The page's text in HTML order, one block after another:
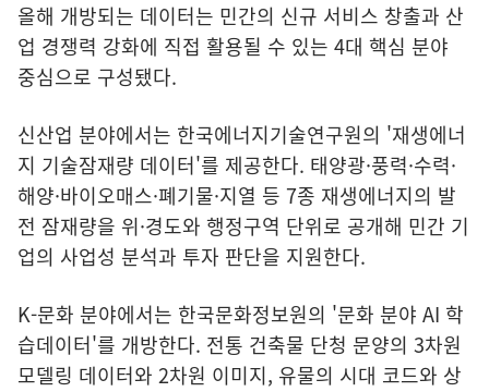
올해 개방되는 데이터는 민간의 신규 서비스 창출과 산
업 경쟁력 강화에 직접 활용될 수 있는 4대 핵심 분야
중심으로 구성됐다.
신산업 분야에서는 한국에너지기술연구원의 '재생에너
지 기술잠재량 데이터'를 제공한다. 태양광·풍력·수력·
해양·바이오매스·폐기물·지열 등 7종 재생에너지의 발
전 잠재량을 위·경도와 행정구역 단위로 공개해 민간 기
업의 사업성 분석과 투자 판단을 지원한다.
K-문화 분야에서는 한국문화정보원의 '문화 분야 AI 학
습데이터'를 개방한다. 전통 건축물 단청 문양의 3차원
모델링 데이터와 2차원 이미지, 유물의 시대 코드와 상